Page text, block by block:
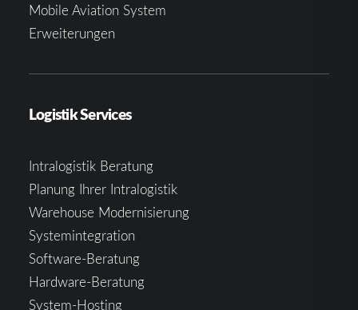
Mobile Aviation System
Erweiterungen
Logistik Services
Intralogistik Beratung
Planung Ihrer Intralogistik
Warehouse Modernisierung
Systemintegration
Software-Beratung
Hardware-Beratung
System-Hosting